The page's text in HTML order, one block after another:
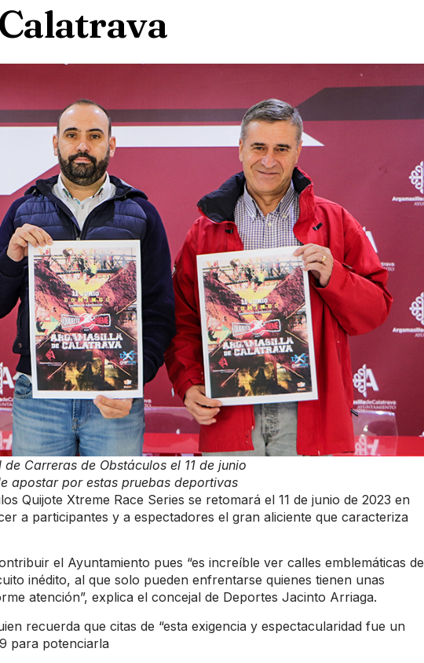
Carreras de Obstáculos el 11 de junio
apostar por estas pruebas deportivas
Quijote Xtreme Race Series se retomará el 11 de junio de 2023 en
a participantes y a espectadores el gran aliciente que caracteriza
el Ayuntamiento pues “es increíble ver calles emblemáticas de
inédito, al que solo pueden enfrentarse quienes tienen unas
atención”, explica el concejal de Deportes Jacinto Arriaga.
recuerda que citas de “esta exigencia y espectacularidad fue un
para potenciarla